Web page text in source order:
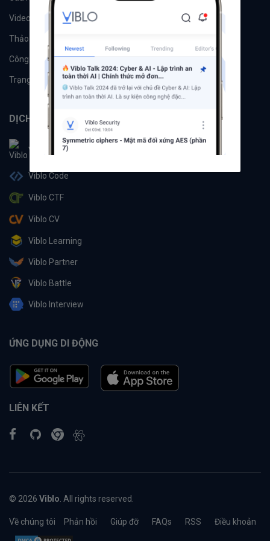
Videos
Thảo luận
Công cụ
Trạng thái hệ thống
DỊCH VỤ
Viblo
Viblo Code
Viblo CTF
Viblo CV
Viblo Learning
Viblo Partner
Viblo Battle
Viblo Interview
ỨNG DỤNG DI ĐỘNG
LIÊN KẾT
© 2026 Viblo . All rights reserved.
Về chúng tôi Phản hồi Giúp đỡ FAQs RSS Điều khoản